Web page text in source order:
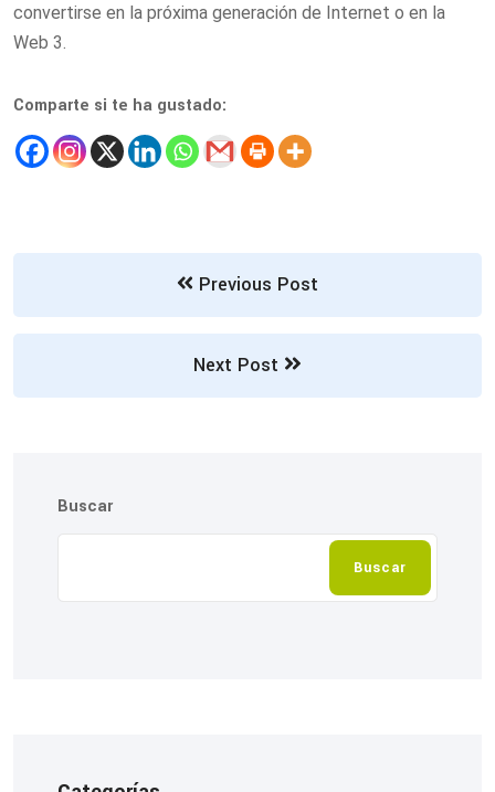
convertirse en la próxima generación de Internet o en la
Web 3.
Comparte si te ha gustado:
Previous Post
Next Post
Buscar
Buscar